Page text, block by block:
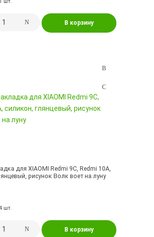
В корзину
для XIAOMI Redmi 9C, Redmi 10A,
рисунок Волк воет на луну
шт.
В корзину